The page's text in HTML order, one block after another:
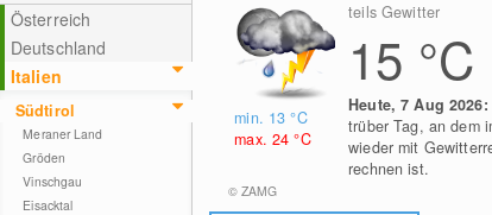
Österreich
Deutschland
Italien
Südtirol
Meraner Land
Gröden
Vinschgau
Eisacktal
min. 13°C
max. 24°C
teils Gewitter
15 °C
Heute, 7 Aug 2026:
trüber Tag, an dem
wieder mit
rechnen ist.
© ZAMG